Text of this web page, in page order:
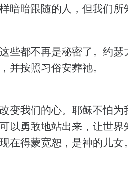
暗暗跟随的人，但我们所
些都不再是秘密了。约
并按照习俗安葬祂。
变我们的心。耶稣不怕
以勇敢地站出来，让世
在得蒙宽恕，是神的儿